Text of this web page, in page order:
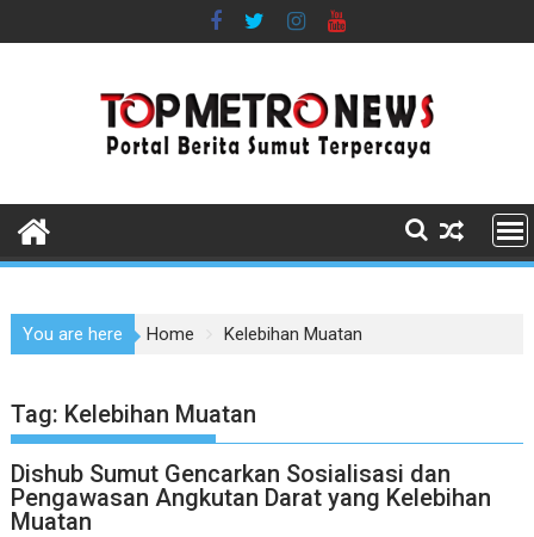
to
You are here Home Kelebihan Muatan
Tag: Kelebihan Muatan
Dishub Sumut Gencarkan Sosialisasi dan
Pengawasan Angkutan Darat yang Kelebihan
Muatan